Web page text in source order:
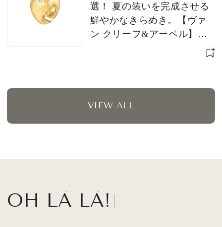
選！ 夏の装いを完成させる
鮮やかなきらめき。【ヴァ
ン クリーフ&アーペル】
VIEW ALL
OH LÀ LÀ!